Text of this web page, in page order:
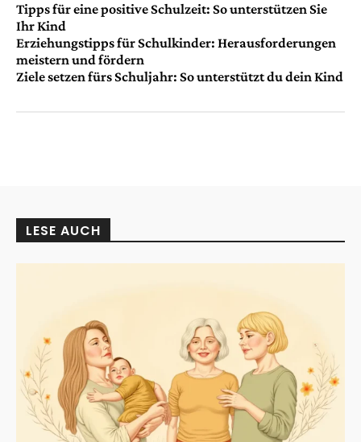
Tipps für eine positive Schulzeit: So unterstützen Sie
Ihr Kind
Erziehungstipps für Schulkinder: Herausforderungen
meistern und fördern
Ziele setzen fürs Schuljahr: So unterstützt du dein Kind
LESE AUCH